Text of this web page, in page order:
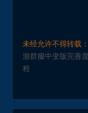
未经允许不得转载
游群服中变版完善
程